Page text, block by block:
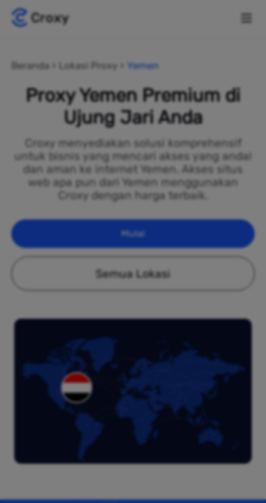
Beranda Lokasi Proxy Yemen
Proxy Yemen Premium di
Ujung Jari Anda
Croxy menyediakan solusi komprehensif
untuk bisnis yang mencari akses yang andal
dan aman ke internet Yemen. Akses situs
web apa pun dari Yemen menggunakan
Croxy dengan harga terbaik.
Mulai
Semua Lokasi